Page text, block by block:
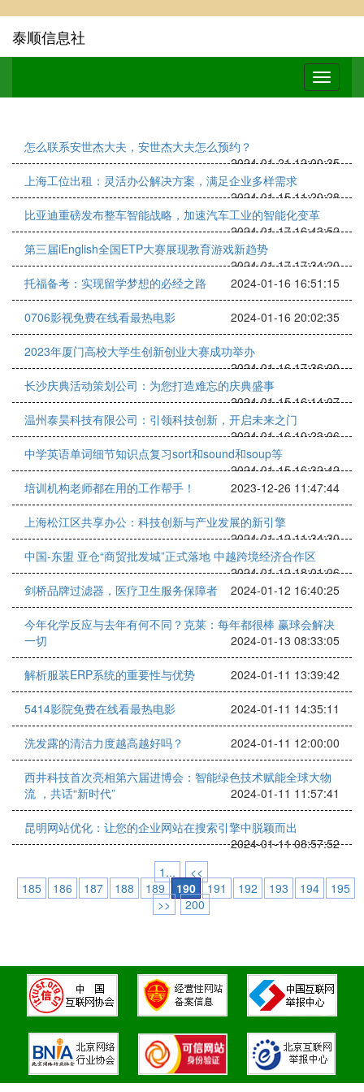
泰顺信息社
怎么联系安世杰大夫，安世杰大夫怎么预约？
2024-01-21 12:00:35
上海工位出租：灵活办公解决方案，满足企业多样需求
2024-01-15 11:20:28
比亚迪重磅发布整车智能战略，加速汽车工业的智能化变革
2024-01-17 16:43:52
第三届iEnglish全国ETP大赛展现教育游戏新趋势
2024-01-17 17:34:20
托福备考：实现留学梦想的必经之路
2024-01-16 16:51:15
0706影视免费在线看最热电影 2024-01-16 20:02:35
2023年厦门高校大学生创新创业大赛成功举办
2024-01-16 17:36:00
长沙庆典活动策划公司：为您打造难忘的庆典盛事
2024-01-15 16:14:07
温州泰昊科技有限公司：引领科技创新，开启未来之门
2024-01-16 10:23:06
中学英语单词细节知识点复习sort和sound和soup等
2024-01-15 16:32:42
培训机构老师都在用的工作帮手！
2023-12-26 11:47:44
上海松江区共享办公：科技创新与产业发展的新引擎
2024-01-12 11:34:30
中国-东盟 亚仓“商贸批发城”正式落地 中越跨境经济合作区
2024-01-12 18:01:06
剑桥品牌过滤器，医疗卫生服务保障者
2024-01-12 16:40:25
今年化学反应与去年有何不同？克莱：每年都很棒 赢球会解决
一切
2024-01-13 08:33:05
解析服装ERP系统的重要性与优势 2024-01-11 13:39:42
5414影院免费在线看最热电影 2024-01-11 14:35:11
洗发露的清洁力度越高越好吗？ 2024-01-11 12:00:00
西井科技首次亮相第六届进博会：智能绿色技术赋能全球大物
流 ，共话“新时代”
2024-01-11 11:57:41
昆明网站优化：让您的企业网站在搜索引擎中脱颖而出
2024-01-11 08:57:52
1...
<<
185
186 187 188 189 190 191 192 193 194
195
>>
200